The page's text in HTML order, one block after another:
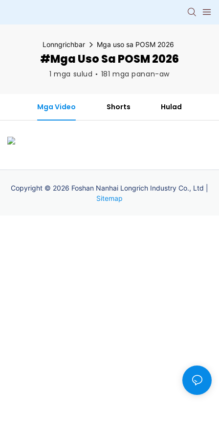
Lonngrichbar Mga uso sa POSM 2026
#Mga Uso Sa POSM 2026
1 mga sulud 181 mga panan-aw
Mga Video Shorts Hulad
Copyright © 2026 Foshan Nanhai Longrich Industry Co., Ltd |
Sitemap